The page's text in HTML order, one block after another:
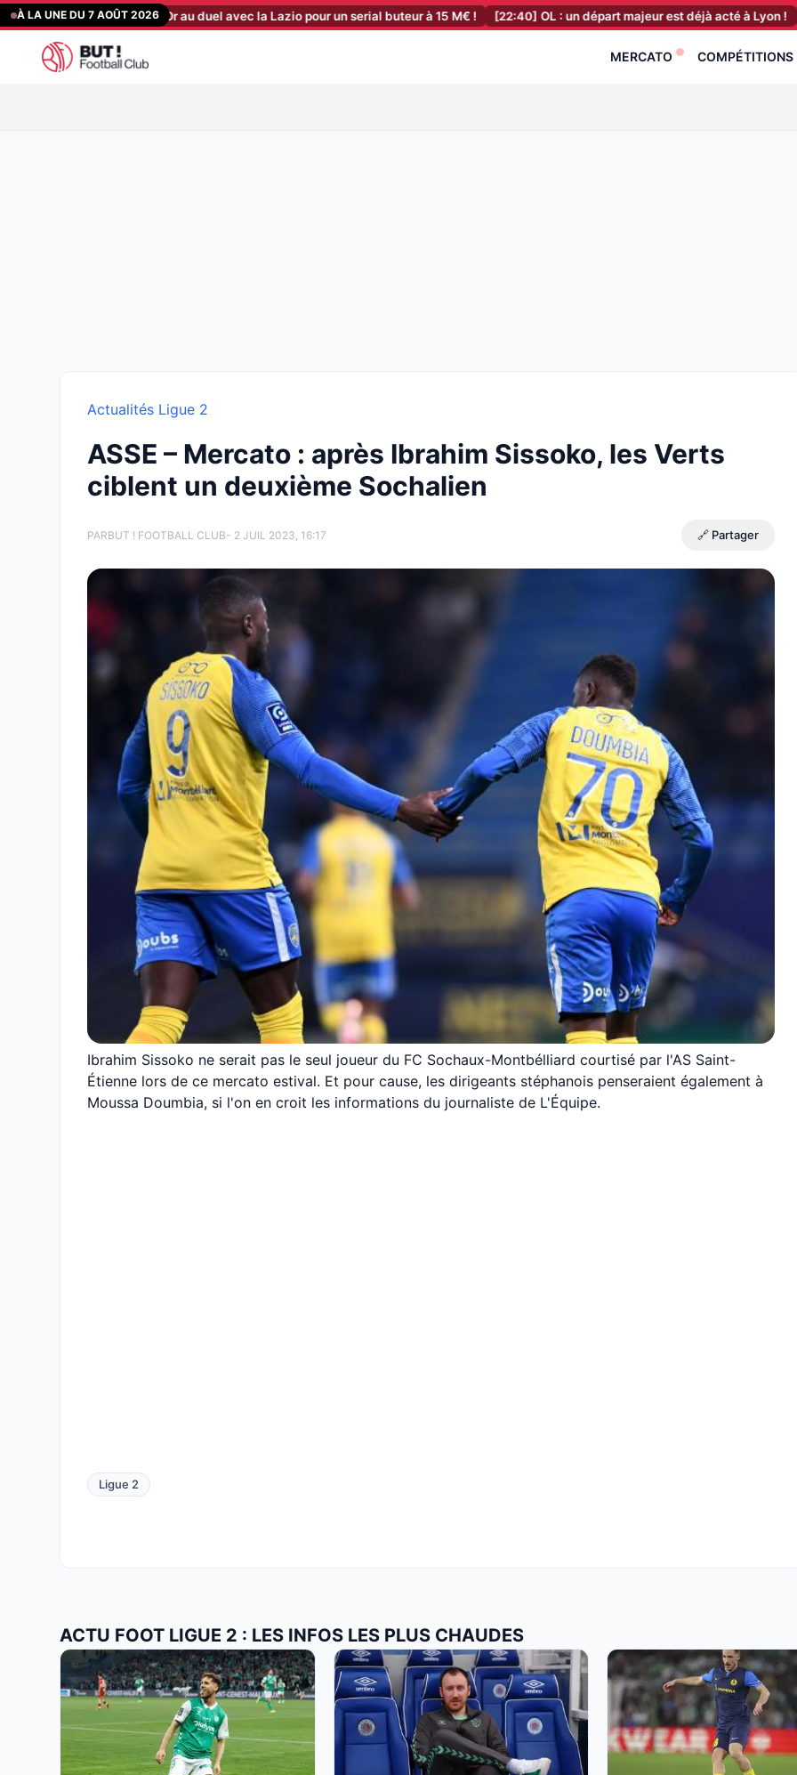
Aller
au
contenu
À LA UNE DU 7 AOÛT 2026
: les Sang et Or au duel avec la Lazio pour un serial buteur à 15 M€ ! [22:40] OL : un départ majeur est déjà acté à Lyon ! [22:20]
MERCATO COMPÉTITIONS
Actualités Ligue 2
ASSE – Mercato : après Ibrahim Sissoko, les Verts
ciblent un deuxième Sochalien
PARBUT ! FOOTBALL CLUB- 2 JUIL 2023, 16:17 🔗 Partager
Ibrahim Sissoko ne serait pas le seul joueur du FC Sochaux-Montbélliard courtisé par l'AS Saint-
Étienne lors de ce mercato estival. Et pour cause, les dirigeants stéphanois penseraient également à
Moussa Doumbia, si l'on en croit les informations du journaliste de L'Équipe.
Ligue 2
ACTU FOOT LIGUE 2 : LES INFOS LES PLUS CHAUDES